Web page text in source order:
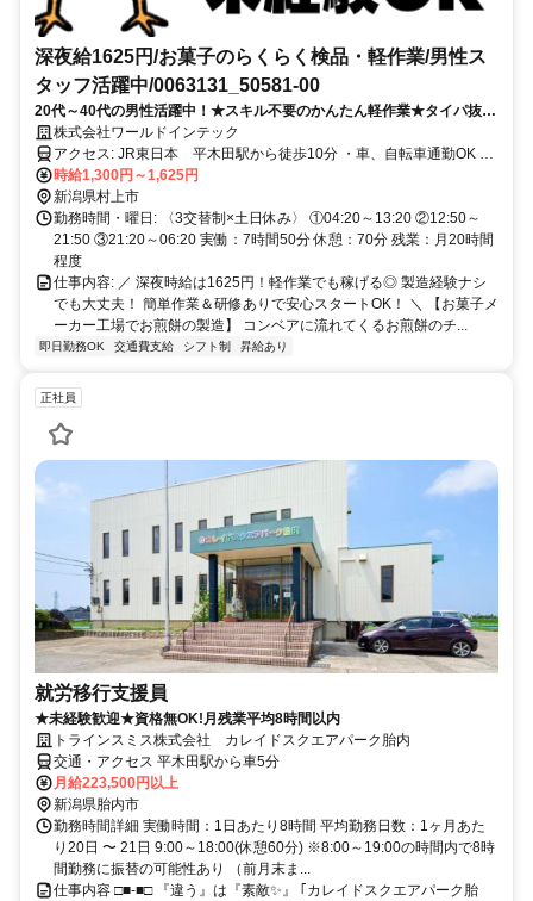
深夜給1625円/お菓子のらくらく検品・軽作業/男性ス
タッフ活躍中/0063131_50581-00
20代～40代の男性活躍中！★スキル不要のかんたん軽作業★タイパ抜群
の3交替勤務！履歴書不要で気軽に応募OK◎
株式会社ワールドインテック
アクセス: JR東日本 平木田駅から徒歩10分 ・車、自転車通勤OK ・
交通費規定支給 ・胎内市からも通勤可能 ・新潟市まで高速で1時間で
行ける ・職場近くに家賃無料の寮あり ・寮～工場は自転車で15分程
度
時給1,300円～1,625円
新潟県村上市
勤務時間・曜日: 〈3交替制×土日休み〉 ①04:20～13:20 ②12:50～
21:50 ③21:20～06:20 実働：7時間50分 休憩：70分 残業：月20時間
程度
仕事内容: ／ 深夜時給は1625円！軽作業でも稼げる◎ 製造経験ナシ
でも大丈夫！ 簡単作業＆研修ありで安心スタートOK！ ＼ 【お菓子メ
ーカー工場でお煎餅の製造】 コンベアに流れてくるお煎餅のチ...
即日勤務OK 交通費支給 シフト制 昇給あり
正社員
就労移行支援員
★未経験歓迎★資格無OK!月残業平均8時間以内
トラインスミス株式会社 カレイドスクエアパーク胎内
交通・アクセス 平木田駅から車5分
月給223,500円以上
新潟県胎内市
勤務時間詳細 実働時間：1日あたり8時間 平均勤務日数：1ヶ月あた
り20日 〜 21日 9:00～18:00(休憩60分) ※8:00～19:00の時間内で8時
間勤務に振替の可能性あり （前月末ま...
仕事内容 □■-■□ 『違う』は『素敵✨』 ｢カレイドスクエアパーク胎